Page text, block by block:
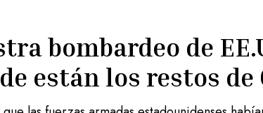
bombardeo de
están los restos de